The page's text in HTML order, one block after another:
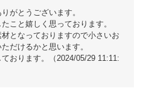
がとうございます。
こと嬉しく思っております。
となっておりますので小さいお
だけるかと思います。
おります。（2024/05/29 11:11: